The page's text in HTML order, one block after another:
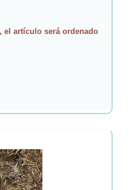
el artículo será ordenado